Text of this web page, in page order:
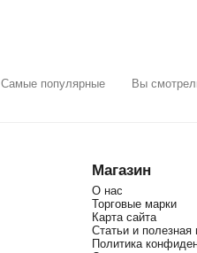
Самые популярные Вы
Магазин
О нас
Торговые марки
Карта сайта
Статьи и
Политика